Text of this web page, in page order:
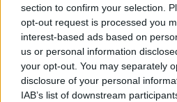
section to confirm your selection.
opt-out request is processed you
interest-based ads based on
us or personal information
your opt-out. You may separately
disclosure of your personal
IAB’s list of downstream
Už apgaulingos apskaitos
ir jos tuomečiai vadovai bei
nuteisti vadinamojoje
byloje“.